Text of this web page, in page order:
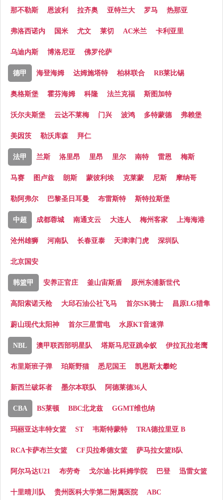
那不勒斯 恩波利 拉齐奥 亚特兰大 罗马 热那亚
弗洛西诺内 国米 尤文 莱切 AC米兰 卡利亚里
乌迪内斯 博洛尼亚 佛罗伦萨
德甲 海登海姆 达姆施塔特 柏林联合 RB莱比锡
奥格斯堡 霍芬海姆 科隆 法兰克福 斯图加特
沃尔夫斯堡 云达不莱梅 门兴 波鸿 多特蒙德 弗赖堡
美因茨 勒沃库森 拜仁
法甲 兰斯 洛里昂 里昂 里尔 南特 雷恩 梅斯
马赛 图卢兹 朗斯 蒙彼利埃 克莱蒙 尼斯 摩纳哥
勒阿弗尔 巴黎圣日耳曼 布雷斯特 斯特拉斯堡
中超 成都蓉城 南通支云 大连人 梅州客家 上海海港
沧州雄狮 河南队 长春亚泰 天津津门虎 深圳队
北京国安
韩篮甲 安养正官庄 釜山宙斯盾 原州东浦新世代
高阳索诺天枪 大邱石油公社飞马 首尔SK骑士 昌原LG猎隼
蔚山现代太阳神 首尔三星雷电 水原KT音速弹
NBL 澳甲联西部明星队 塔斯马尼亚跳伞蚁 伊拉瓦拉老鹰
布里斯班子弹 珀斯野猫 悉尼国王 凯恩斯太攀蛇
新西兰破坏者 墨尔本联队 阿德莱德36人
CBA BS莱顿 BBC北龙兹 GGMT维也纳
玛丽亚达丰特女篮 ST 韦斯特蒙特 TRA德拉里亚 B
RCA卡萨布兰女篮 CF贝拉希德女篮 萨马拉女篮B队
阿尔马达U21 布劳奇 戈尔迪-比科姆学院 巴登 迅雷女篮
十里晴川队 贵州医科大学第二附属医院 ABC